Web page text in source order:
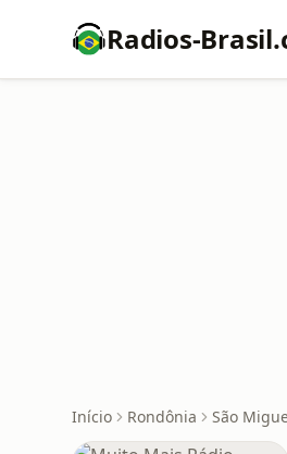
Radios-
Início Rondônia São